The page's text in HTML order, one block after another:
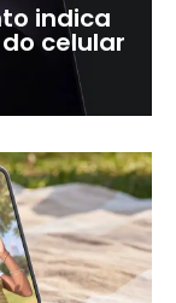
indica
celular